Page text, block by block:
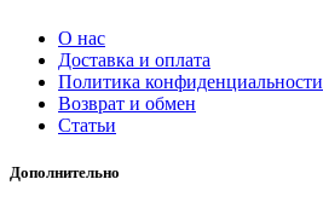
О нас
Доставка и оплата
Политика конфиденциальности
Возврат и обмен
Статьи
Дополнительно